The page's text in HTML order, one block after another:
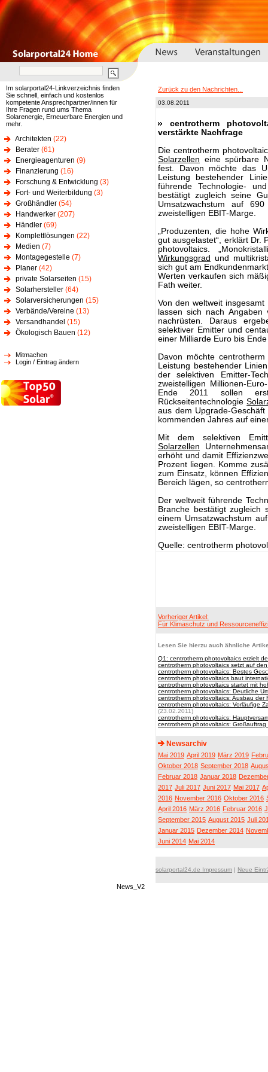
Im solarportal24-Linkverzeichnis finden
Sie schnell, einfach und kostenlos
kompetente Ansprechpartner/innen für
Ihre Fragen rund ums Thema
Solarenergie, Erneuerbare Energien und
mehr.
Architekten (22)
Berater (61)
Energieagenturen (9)
Finanzierung (16)
Forschung & Entwicklung (3)
Fort- und Weiterbildung (3)
Großhändler (54)
Handwerker (207)
Händler (69)
Komplettlösungen (22)
Medien (7)
Montagegestelle (7)
Planer (42)
private Solarseiten (15)
Solarhersteller (64)
Solarversicherungen (15)
Verbände/Vereine (13)
Versandhandel (15)
Ökologisch Bauen (12)
Mitmachen
Login / Eintrag ändern
Zurück zu den Nachrichten...
03.08.2011
centrotherm
verstärkte Nachfrage
Die centrotherm
Solarzellen eine spürbare
fest. Davon möchte das
Leistung bestehender
führende Technologie-
bestätigt zugleich seine
Umsatzwachstum auf
zweistelligen EBIT-Marge.
„Produzenten, die hohe
gut ausgelastet“, erklärt Dr.
photovoltaics.
Wirkungsgrad und
sich gut am
Werten verkaufen sich
Fath weiter.
Von den weltweit
lassen sich nach
nachrüsten. Daraus
selektiver Emitter und
einer Milliarde Euro bis
Davon möchte
Leistung bestehender
der selektiven Emitter-
zweistelligen Millionen-
Ende 2011 sollen
Rückseitentechnologie
aus dem Upgrade-
kommenden Jahres auf
Mit dem selektiven
Solarzellen
erhöht und damit
Prozent liegen. Komme
zum Einsatz, können
Bereich lägen, so
Der weltweit führende
Branche bestätigt zugleich
einem Umsatzwachstum
zweistelligen EBIT-Marge.
Quelle: centrotherm
Vorheriger Artikel:
Für Klimaschutz und
Lesen Sie hierzu auch ähnliche
Q1: centrotherm photovoltaics erzielt
centrotherm photovoltaics setzt auf
centrotherm photovoltaics: Bestes
centrotherm photovoltaics baut
centrotherm photovoltaics startet mit
centrotherm photovoltaics: Deutliche
centrotherm photovoltaics: Ausbau
centrotherm photovoltaics: Vorläufige
(23.02.2011)
centrotherm photovoltaics:
centrotherm photovoltaics:
Newsarchiv
Mai 2019 April 2019 März 2019
Oktober 2018 September 2018
Februar 2018 Januar 2018
2017 Juli 2017 Juni 2017 Mai 2017
2016 November 2016 Oktober 2016
April 2016 März 2016 Februar 2016
September 2015 August 2015 Juli
Januar 2015 Dezember 2014
Juni 2014 Mai 2014
solarportal24.de Impressum | Neue
News_V2